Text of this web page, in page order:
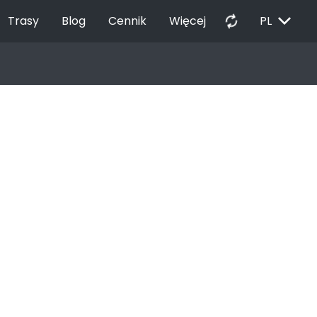
Trasy Blog Cennik Więcej autorenew PL EXPAND_MORE